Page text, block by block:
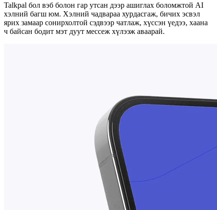
Talkpal бол вэб болон гар утсан дээр ашиглах боломжтой AI
хэлний багш юм. Хэлний чадвараа хурдасгаж, бичих эсвэл
ярих замаар сонирхолтой сэдвээр чатлаж, хүссэн үедээ, хаана
ч байсан бодит мэт дуут мессеж хүлээж аваарай.